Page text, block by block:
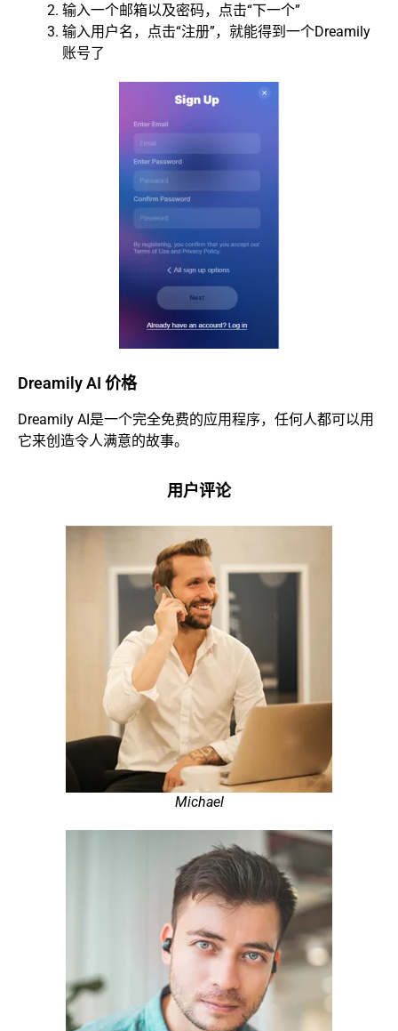
输入一个邮箱以及密码，点击“下一个”
输入用户名，点击“注册”，就能得到一个Dreamily
账号了
Dreamily AI 价格
Dreamily AI是一个完全免费的应用程序，任何人都可以用
它来创造令人满意的故事。
用户评论
Michael